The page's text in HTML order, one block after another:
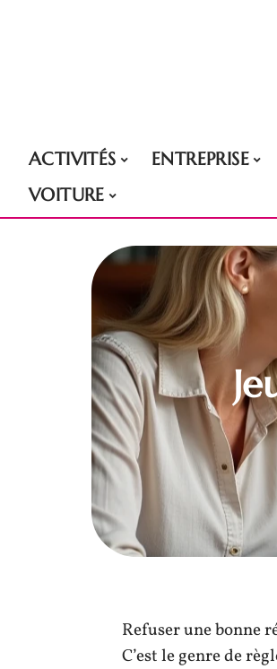
ACTIVITÉS ENTREPRISE
VOITURE
Refuser une bonne
C’est le genre de